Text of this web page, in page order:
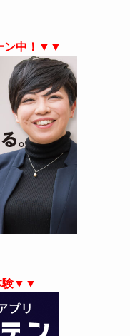
ン中！▼▼
験▼▼